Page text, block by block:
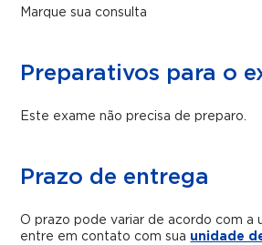
Marque sua consulta
Preparativos para o
Este exame não precisa de preparo.
Prazo de entrega
O prazo pode variar de acordo com a
entre em contato com sua unidade